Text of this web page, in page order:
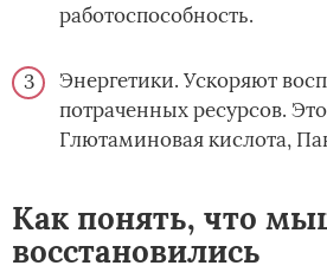
работоспособность.
Энергетики. Ускоряют
потраченных ресурсов.
Глютаминовая кислота,
Как понять, что
восстановились